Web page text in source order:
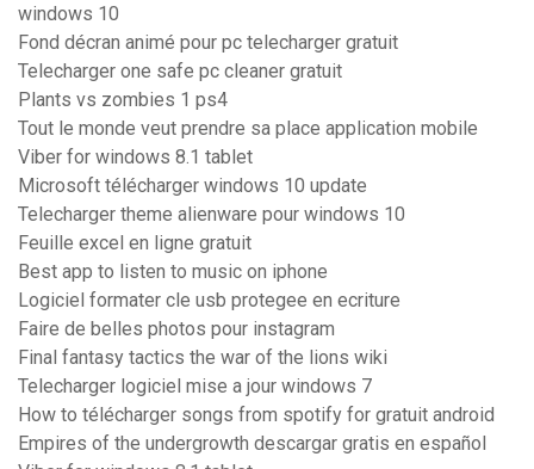
windows 10
Fond décran animé pour pc telecharger gratuit
Telecharger one safe pc cleaner gratuit
Plants vs zombies 1 ps4
Tout le monde veut prendre sa place application mobile
Viber for windows 8.1 tablet
Microsoft télécharger windows 10 update
Telecharger theme alienware pour windows 10
Feuille excel en ligne gratuit
Best app to listen to music on iphone
Logiciel formater cle usb protegee en ecriture
Faire de belles photos pour instagram
Final fantasy tactics the war of the lions wiki
Telecharger logiciel mise a jour windows 7
How to télécharger songs from spotify for gratuit android
Empires of the undergrowth descargar gratis en español